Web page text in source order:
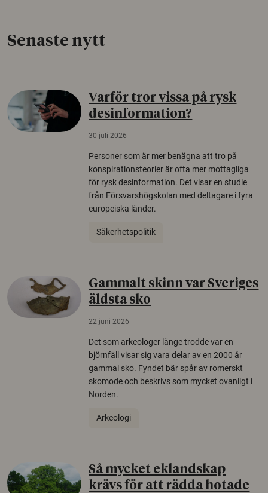
Senaste nytt
Varför tror vissa på rysk
desinformation?
30 juli 2026
Personer som är mer benägna att tro på
konspirationsteorier är ofta mer mottagliga
för rysk desinformation. Det visar en studie
från Försvarshögskolan med deltagare i fyra
europeiska länder.
Säkerhetspolitik
Gammalt skinn var Sveriges
äldsta sko
22 juni 2026
Det som arkeologer länge trodde var en
björnfäll visar sig vara delar av en 2000 år
gammal sko. Fyndet bär spår av romerskt
skomode och beskrivs som mycket ovanligt i
Norden.
Arkeologi
Så mycket eklandskap
krävs för att rädda hotade